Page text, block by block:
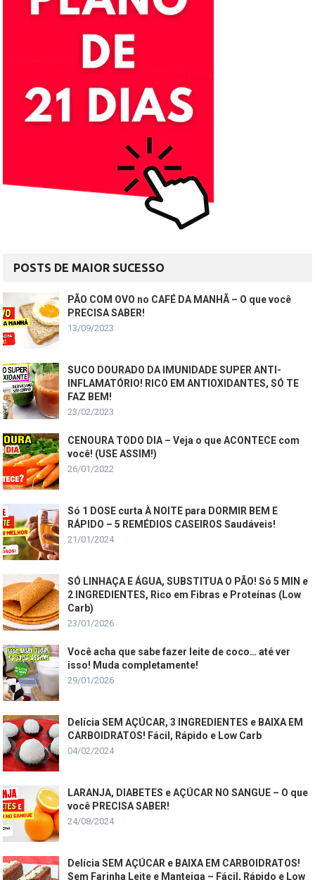
POSTS DE MAIOR SUCESSO
PÃO COM OVO no CAFÉ DA MANHÃ – O que você
PRECISA SABER!
13/09/2023
SUCO DOURADO DA IMUNIDADE SUPER ANTI-
INFLAMATÓRIO! RICO EM ANTIOXIDANTES, SÓ TE
FAZ BEM!
23/02/2023
CENOURA TODO DIA – Veja o que ACONTECE com
você! (USE ASSIM!)
26/01/2022
Só 1 DOSE curta À NOITE para DORMIR BEM E
RÁPIDO – 5 REMÉDIOS CASEIROS Saudáveis!
21/01/2024
SÓ LINHAÇA E ÁGUA, SUBSTITUA O PÃO! Só 5 MIN e
2 INGREDIENTES, Rico em Fibras e Proteínas (Low
Carb)
23/01/2026
Você acha que sabe fazer leite de coco… até ver
isso! Muda completamente!
29/01/2026
Delícia SEM AÇÚCAR, 3 INGREDIENTES e BAIXA EM
CARBOIDRATOS! Fácil, Rápido e Low Carb
04/02/2024
LARANJA, DIABETES e AÇÚCAR NO SANGUE – O que
você PRECISA SABER!
24/08/2024
Delícia SEM AÇÚCAR e BAIXA EM CARBOIDRATOS!
Sem Farinha Leite e Manteiga – Fácil, Rápido e Low